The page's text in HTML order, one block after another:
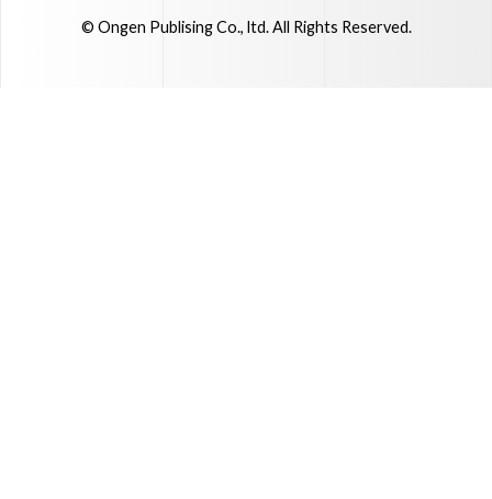
© Ongen Publising Co., ltd. All Rights Reserved.